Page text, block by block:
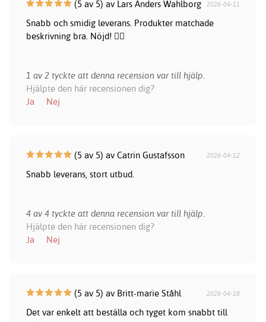
(5 av 5) av Lars Anders Wahlborg 2026-04-11
Snabb och smidig leverans. Produkter matchade
beskrivning bra. Nöjd! 👍🏻
1 av 2 tyckte att denna recension var till hjälp.
Hjälpte den här recensionen dig?
Ja
Nej
(5 av 5) av Catrin Gustafsson 2026-04-12
Snabb leverans, stort utbud.
4 av 4 tyckte att denna recension var till hjälp.
Hjälpte den här recensionen dig?
Ja
Nej
(5 av 5) av Britt-marie Ståhl 2026-04-18
Det var enkelt att beställa och tyget kom snabbt till